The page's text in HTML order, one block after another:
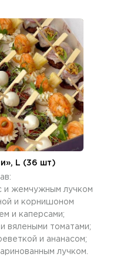
L (36 шт)
и жемчужным лучком
и корнишоном
и каперсами;
вялеными томатами;
и ананасом;
лучком.